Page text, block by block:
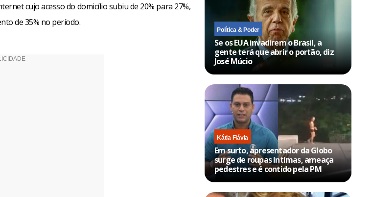
cujo acesso do domicílio subiu de 20% para 27%,
de 35% no período.
Política & Poder
Se os EUA invadirem o Brasil, a
gente terá que abrir o portão, diz
José Múcio
Kátia Flávia
Em surto, apresentador da Globo
surge de roupas íntimas, ameaça
pedestres e é contido pela PM